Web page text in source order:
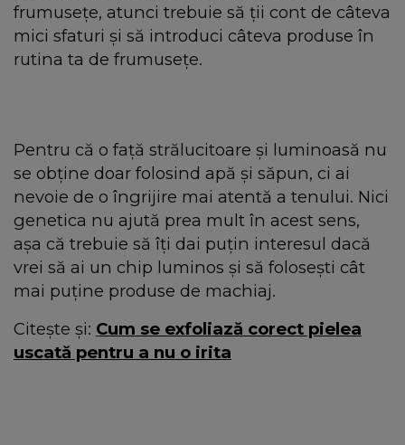
frumusețe, atunci trebuie să ții cont de câteva
mici sfaturi și să introduci câteva produse în
rutina ta de frumusețe.
Pentru că o față strălucitoare și luminoasă nu
se obține doar folosind apă și săpun, ci ai
nevoie de o îngrijire mai atentă a tenului. Nici
genetica nu ajută prea mult în acest sens,
așa că trebuie să îți dai puțin interesul dacă
vrei să ai un chip luminos și să folosești cât
mai puține produse de machiaj.
Citește și: Cum se exfoliază corect pielea
uscată pentru a nu o irita